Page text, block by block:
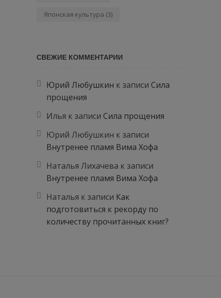
Японская культура (3)
СВЕЖИЕ КОММЕНТАРИИ
Юрий Любушкин к записи Сила
прощения
Илья к записи Сила прощения
Юрий Любушкин к записи
Внутренее пламя Вима Хофа
Наталья Лихачева к записи
Внутренее пламя Вима Хофа
Наталья к записи Как
подготовиться к рекорду по
количеству прочитанных книг?